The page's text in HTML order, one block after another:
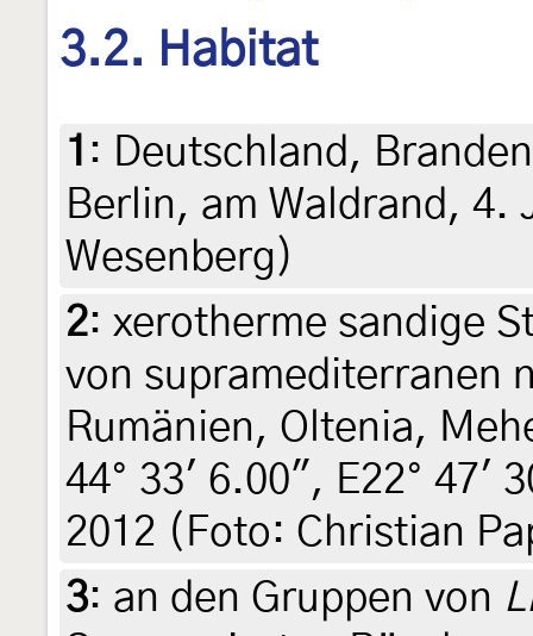
3.2. Habitat
1 : Deutschland,
Berlin, am Waldrand, 4.
Wesenberg)
2: xerotherme sandige
von supramediterranen
Rumänien, Oltenia,
44° 33' 6.00", E22° 47'
2012 (Foto: Christian
3: an den Gruppen von